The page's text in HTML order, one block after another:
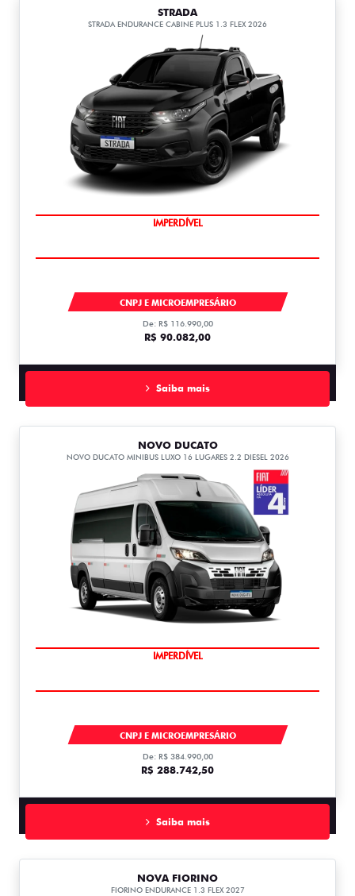
STRADA
STRADA ENDURANCE CABINE PLUS 1.3 FLEX 2026
IMPERDÍVEL
CNPJ E MICROEMPRESÁRIO
De: R$ 116.990,00
R$ 90.082,00
Saiba mais
NOVO DUCATO
NOVO DUCATO MINIBUS LUXO 16 LUGARES 2.2 DIESEL 2026
IMPERDÍVEL
CNPJ E MICROEMPRESÁRIO
De: R$ 384.990,00
R$ 288.742,50
Saiba mais
NOVA FIORINO
FIORINO ENDURANCE 1.3 FLEX 2027